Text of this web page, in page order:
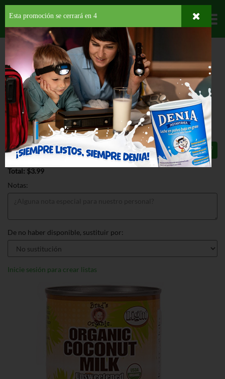
Departamentos
HOME LÁCTEOS LECHE SIN LACTOSA COCO
BRADS ORG LECHE DE
COCO LIGHT
BRADS ORG LECHE DE COCO LIGHT
13.5 OZ
$3.99
Total: $3.99
Notas:
De no haber disponible, sustituir por:
Inicie sesión para crear listas
Esta promoción se cerrará en 3